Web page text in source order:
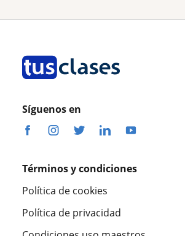
Síguenos en
Términos y condiciones
Política de cookies
Política de privacidad